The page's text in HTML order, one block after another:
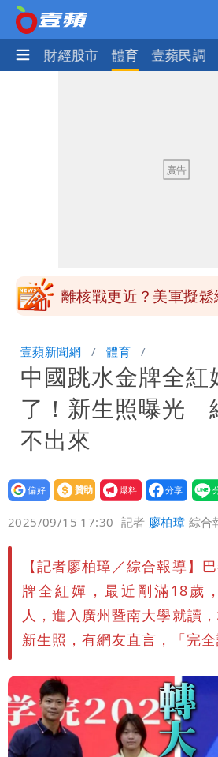
國際 財經股市 體育 壹蘋民調
姜厚任自爆「和女友
孫戀」 75歲男星傻淪
離核戰更近？美軍擬
周溼答答
Tim哥慘成淹水戶 貨
他崩潰喊完蛋
黑面嫁女席開200桌
調轉為感動「這是他愛
以色列媒體驚爆：伊朗
台北山區升級「大豪雨
大潮 恐海水倒灌
澎湖13兒女擠住10坪
家！縣府出手了
經紀人強吻女藝人「
法官都怒了：相當噁心
桃園復興宣布今停班
次看
慈濟遭詐10億 他點名
錯有那麼難嗎？
颱風相當有感！海警
雨這時才變小
五月天冠佑20歲女兒「
壹蘋新聞網 體育
中國跳水金牌全紅
了！新生照曝光
不出來
設為
贊助
我要
爆料
2025/09/15 17:30 記者 廖柏璋 綜合
【記者廖柏璋／綜合報導】
牌全紅嬋，最近剛滿18歲
人，進入廣州暨南大學就讀
新生照，有網友直言，「完全